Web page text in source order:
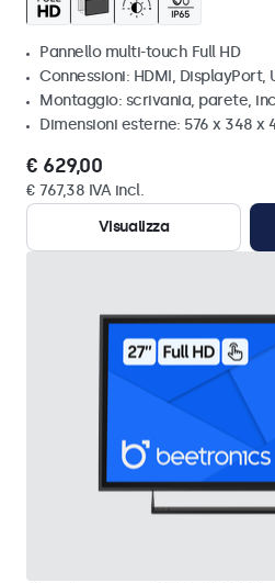
Pannello multi-touch Full HD
Connessioni: HDMI, DisplayPort,
Montaggio: scrivania, parete,
Dimensioni esterne: 576 x 348 x
€ 629,00
€ 767,38 IVA incl.
Visualizza